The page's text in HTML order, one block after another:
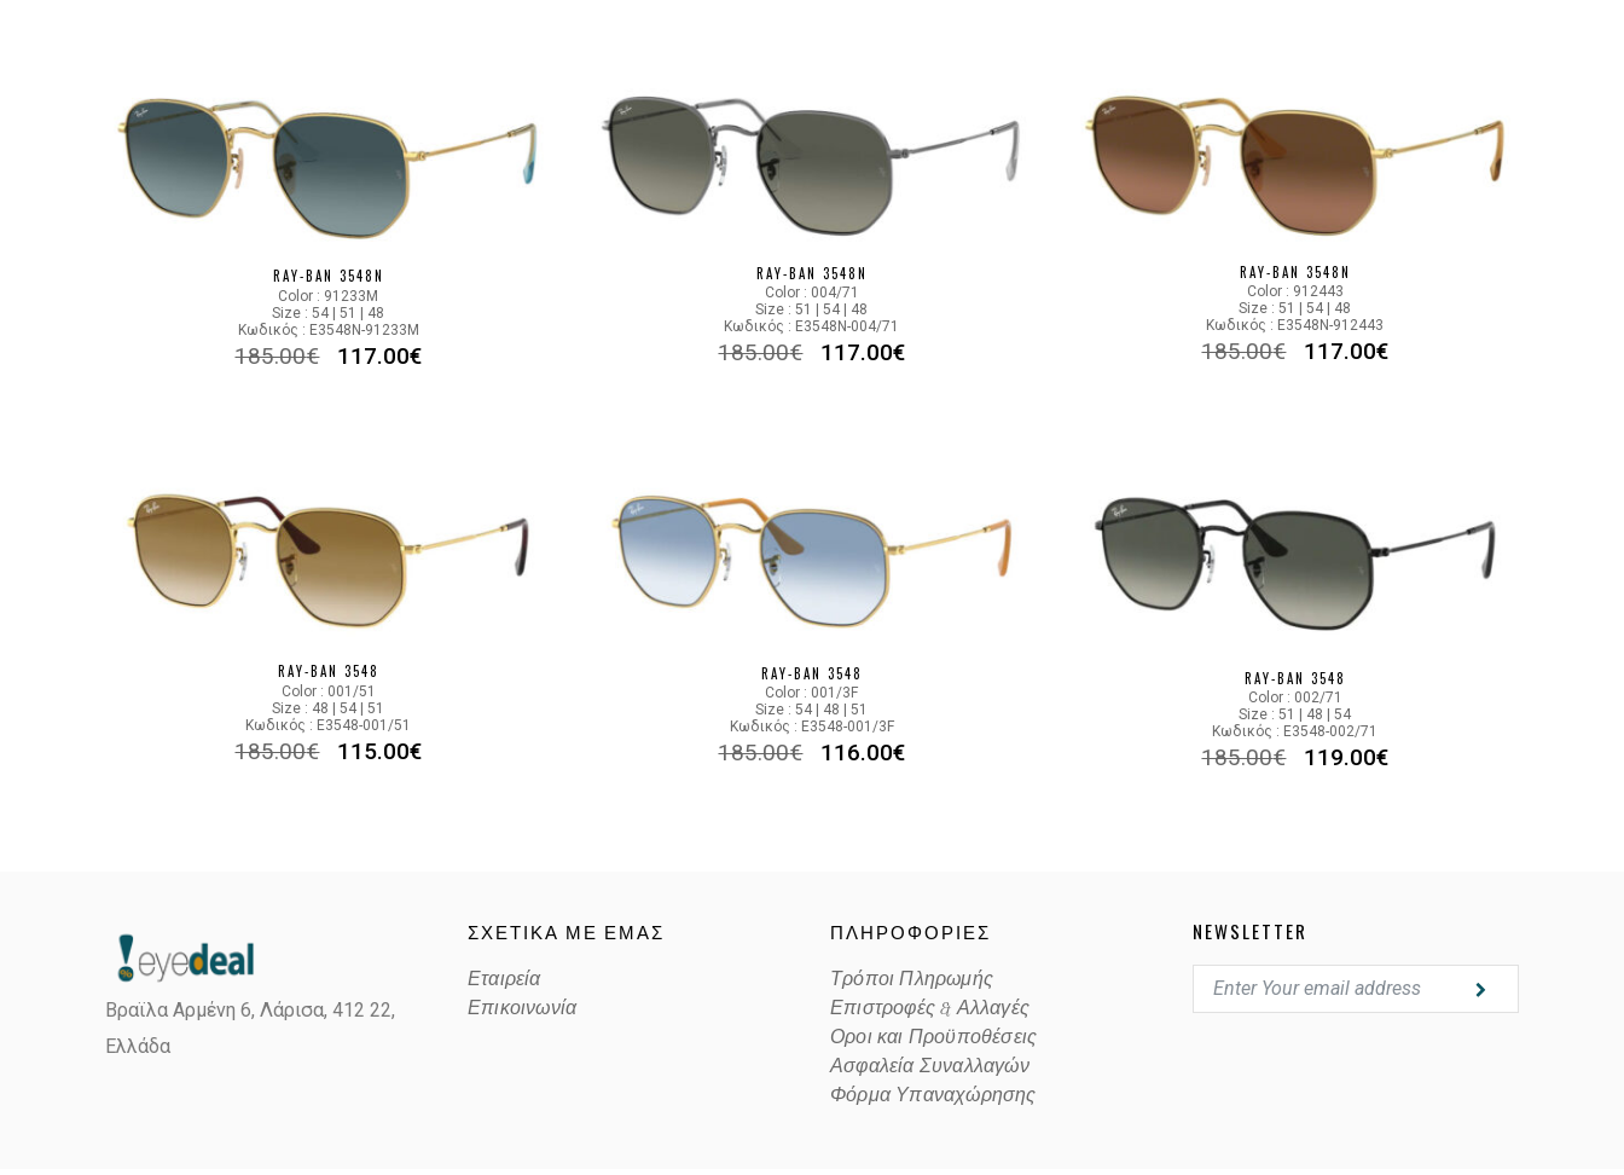
RAY-BAN 3548N
Color : 91233M
Size : 54 | 51 | 48
Κωδικός : E3548N-91233M
185.00€ 117.00€
RAY-BAN 3548N
Color : 004/71
Size : 51 | 54 | 48
Κωδικός : E3548N-004/71
185.00€ 117.00€
RAY-BAN 3548N
Color : 912443
Size : 51 | 54 | 48
Κωδικός : E3548N-912443
185.00€ 117.00€
RAY-BAN 3548
Color : 001/51
Size : 48 | 54 | 51
Κωδικός : E3548-001/51
185.00€ 115.00€
RAY-BAN 3548
Color : 001/3F
Size : 54 | 48 | 51
Κωδικός : E3548-001/3F
185.00€ 116.00€
RAY-BAN 3548
Color : 002/71
Size : 51 | 48 | 54
Κωδικός : E3548-002/71
185.00€ 119.00€
Βραϊλα Αρμένη 6, Λάρισα, 412 22,
Ελλάδα
ΣΧΕΤΙΚΑ ΜΕ ΕΜΑΣ
Εταιρεία
Επικοινωνία
ΠΛΗΡΟΦΟΡΙΕΣ
Τρόποι Πληρωμής
Επιστροφές & Αλλαγές
Οροι και Προϋποθέσεις
Ασφαλεία Συναλλαγών
Φόρμα Υπαναχώρησης
NEWSLETTER